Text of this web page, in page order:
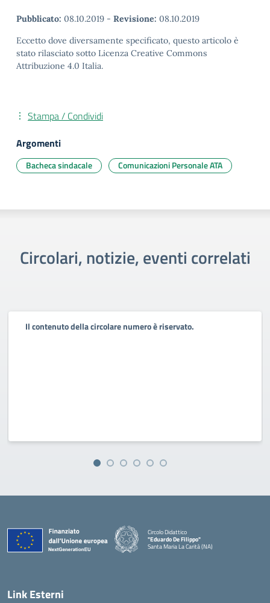
Pubblicato: 08.10.2019 - Revisione: 08.10.2019
Eccetto dove diversamente specificato, questo articolo è
stato rilasciato sotto Licenza Creative Commons
Attribuzione 4.0 Italia.
Stampa / Condividi
Argomenti
Bacheca sindacale Comunicazioni Personale ATA
Circolari, notizie, eventi correlati
Il contenuto della circolare numero è riservato.
Circolo Didattico
"Eduardo De Filippo"
Santa Maria La Carità (NA)
Link Esterni